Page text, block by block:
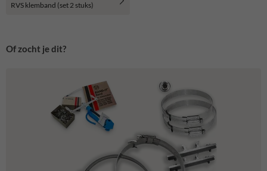
RVS klemband (set 2 stuks)
Of zocht je dit?